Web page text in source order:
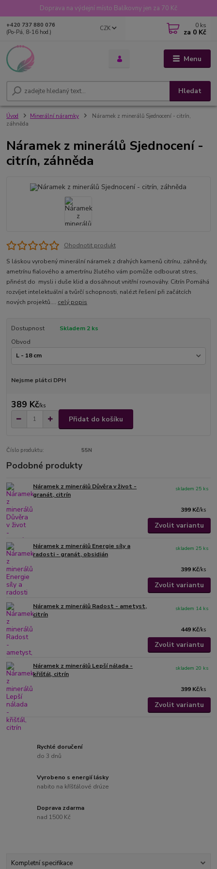
Doprava na výdejní místo Balíkovny jen za 70 Kč
Menu
CZK
Hledat
+420 737 880 076
(Po-Pá, 8-16 hod.)
0 ks
za 0 Kč
Úvod Minerální náramky
Náramek z minerálů Sjednocení - citrín,
záhněda
Náramek z minerálů Sjednocení -
citrín, záhněda
Ohodnotit produkt
S láskou vyrobený minerální náramek z drahých kamenů citrínu, záhnědy,
ametrínu fialového a amertrínu žlutého vám pomůže odbourat stres,
přinést do mysli i duše klid a dosáhnout vnitřní rovnováhy. Citrín Pomáhá
rozvíjet intelektuální a tvůrčí schopnosti, nalézt řešení při začátcích
nových projektů.... celý popis
Dostupnost
Skladem 2 ks
Obvod
Nejsme plátci DPH
389 Kč/ks
Přidat do košíku
Číslo produktu: 55N
Podobné produkty
Náramek z minerálů Důvěra v život -
granát, citrín
399 Kč/ks
skladem 25 ks
Zvolit variantu
Náramek z minerálů Energie síly a
radosti - granát, obsidián
399 Kč/ks
skladem 25 ks
Zvolit variantu
Náramek z minerálů Radost - ametyst,
citrín
449 Kč/ks
skladem 14 ks
Zvolit variantu
Náramek z minerálů Lepší nálada -
křišťál, citrín
399 Kč/ks
skladem 20 ks
Zvolit variantu
Rychlé doručení
do 3 dnů
Vyrobeno s energií lásky
nabito na kříšťálové drúze
Doprava zdarma
nad 1500 Kč
Kompletní specifikace